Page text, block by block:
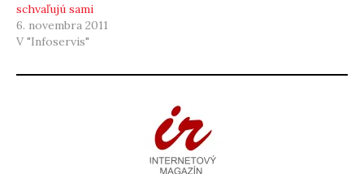
schvaľujú sami
6. novembra 2011
V "Infoservis"